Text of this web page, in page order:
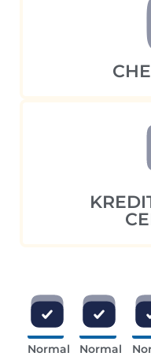
Normal
Normal